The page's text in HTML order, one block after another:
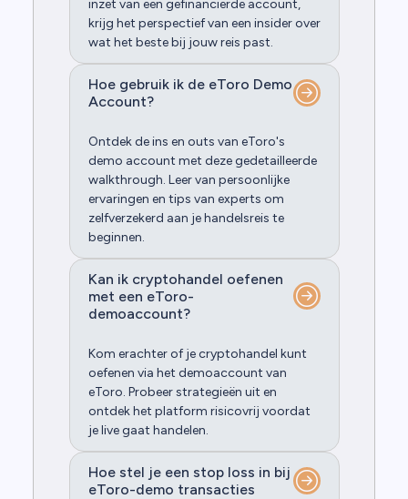
inzet van een gefinancierde account,
krijg het perspectief van een insider over
wat het beste bij jouw reis past.
Hoe gebruik ik de eToro Demo
Account?
Ontdek de ins en outs van eToro's
demo account met deze gedetailleerde
walkthrough. Leer van persoonlijke
ervaringen en tips van experts om
zelfverzekerd aan je handelsreis te
beginnen.
Kan ik cryptohandel oefenen
met een eToro-
demoaccount?
Kom erachter of je cryptohandel kunt
oefenen via het demoaccount van
eToro. Probeer strategieën uit en
ontdek het platform risicovrij voordat
je live gaat handelen.
Hoe stel je een stop loss in bij
eToro-demo transacties